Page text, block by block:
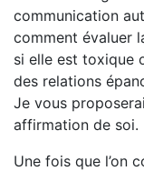
communication
comment évaluer
si elle est toxique
des relations
Je vous
affirmation de soi.
Une fois que l’on